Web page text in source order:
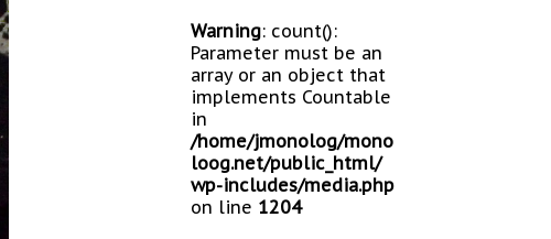
Warning: count():
Parameter must be an
array or an object that
implements Countable
in
/home/jmonolog/mono
loog.net/public_html/
wp-includes/media.php
on line 1204